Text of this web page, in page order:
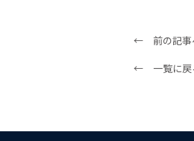
← 前の記事
← 一覧に戻